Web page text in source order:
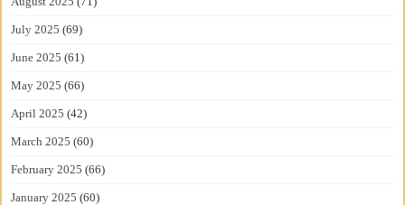
July 2025 (69)
June 2025 (61)
May 2025 (66)
April 2025 (42)
March 2025 (60)
February 2025 (66)
January 2025 (60)